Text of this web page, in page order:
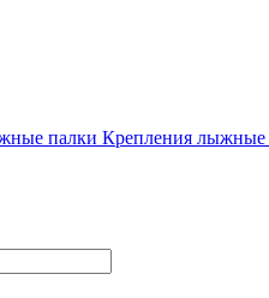
палки Крепления лыжные